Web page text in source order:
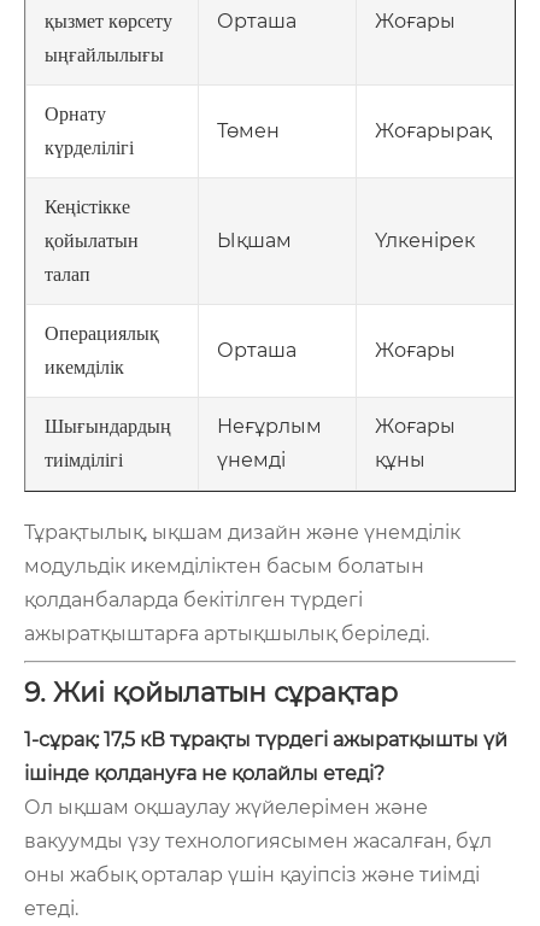
қызмет көрсету
ыңғайлылығы
Орташа Жоғары
Орнату
күрделілігі
Төмен Жоғарырақ
Кеңістікке
қойылатын
талап
Ықшам Үлкенірек
Операциялық
икемділік
Орташа Жоғары
Шығындардың
тиімділігі
Неғұрлым
үнемді
Жоғары
құны
Тұрақтылық, ықшам дизайн және үнемділік
модульдік икемділіктен басым болатын
қолданбаларда бекітілген түрдегі
ажыратқыштарға артықшылық беріледі.
9. Жиі қойылатын сұрақтар
1-сұрақ: 17,5 кВ тұрақты түрдегі ажыратқышты үй
ішінде қолдануға не қолайлы етеді?
Ол ықшам оқшаулау жүйелерімен және
вакуумды үзу технологиясымен жасалған, бұл
оны жабық орталар үшін қауіпсіз және тиімді
етеді.